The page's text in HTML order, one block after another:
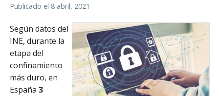
Publicado el 8 abril, 2021
Según datos del
INE, durante la
etapa del
confinamiento
más duro, en
España 3